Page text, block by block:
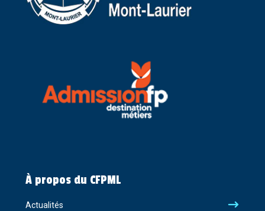
À propos du CFPML
Actualités